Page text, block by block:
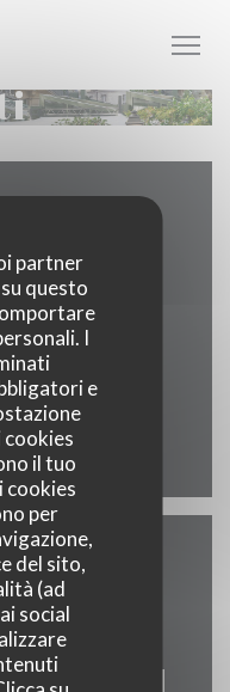
partner
questo
I
e
il tuo
cookies
per
del sito,
(ad
social
75006 Paris
((apre una nuova
((apre una